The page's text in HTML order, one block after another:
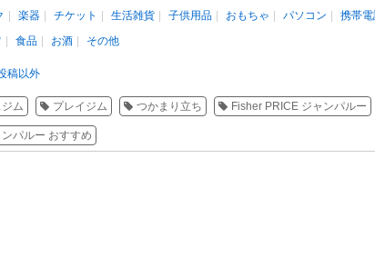
楽器 チケット 生活雑貨 子供用品 おもちゃ パソコン
携帯
食品 お酒 その他
稿以外
ム プレイジム つかまり立ち Fisher PRICE ジャンパルー
ンパルー おすすめ